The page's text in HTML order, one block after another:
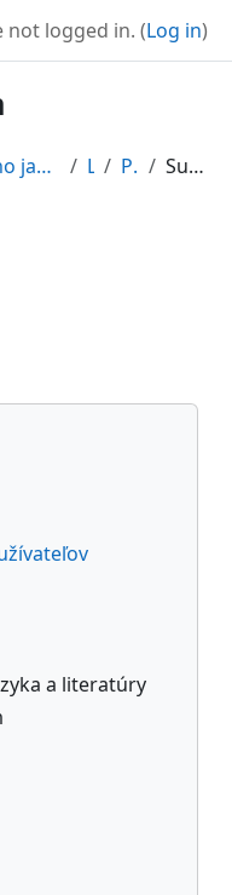
not logged in. (Log in)
Katedra anglického jazyka a literatúry LS PC6 Summary
a literatúry